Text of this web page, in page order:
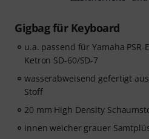
Gigbag für Keyboard
u.a. passend für Yamaha PSR-
Ketron SD-60/SD-7
wasserabweisend gefertigt
Stoff
20 mm High Density
innen weicher grauer